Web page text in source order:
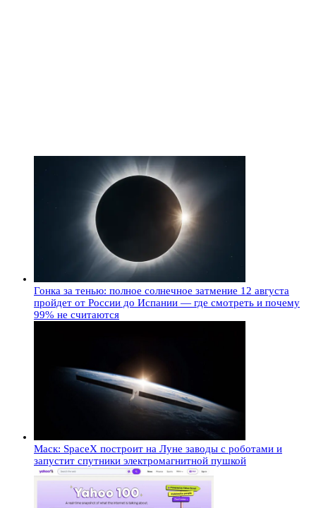
Гонка за тенью: полное солнечное затмение 12 августа
пройдет от России до Испании — где смотреть и почему
99% не считаются
Маск: SpaceX построит на Луне заводы с роботами и
запустит спутники электромагнитной пушкой